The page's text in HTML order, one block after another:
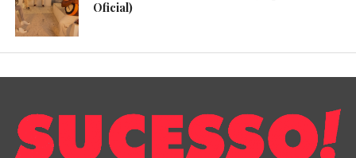
Oficial)